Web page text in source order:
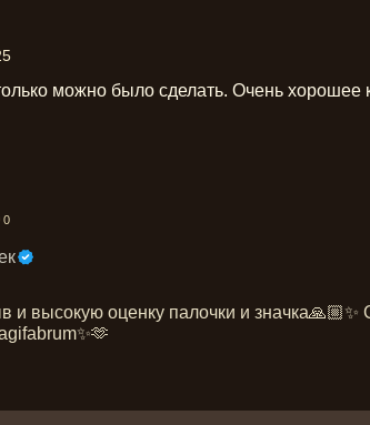
можно было сделать. Очень хорошее
0
и высокую оценку палочки и